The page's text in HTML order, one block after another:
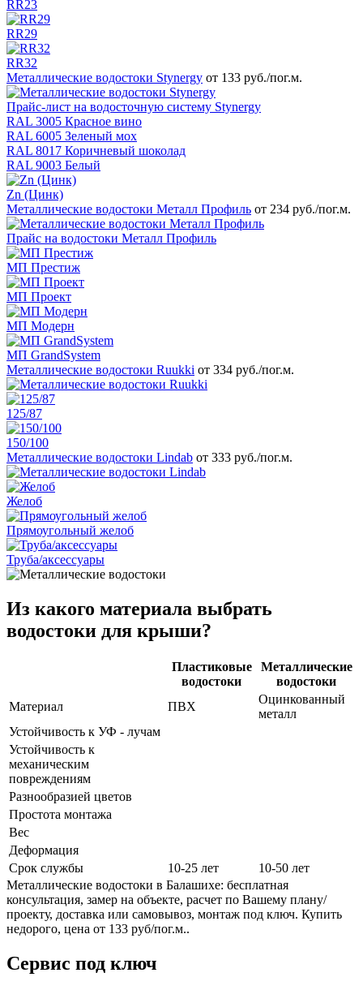
RR23
RR29
RR32
Металлические водостоки Stynergy от 133 руб./пог.м.
Прайс-лист на водосточную систему Stynergy
RAL 3005 Красное вино
RAL 6005 Зеленый мох
RAL 8017 Коричневый шоколад
RAL 9003 Белый
Zn (Цинк)
Металлические водостоки Металл Профиль от 234 руб./пог.м.
Прайс на водостоки Металл Профиль
МП Престиж
МП Проект
МП Модерн
МП GrandSystem
Металлические водостоки Ruukki от 334 руб./пог.м.
125/87
150/100
Металлические водостоки Lindab от 333 руб./пог.м.
Желоб
Прямоугольный желоб
Труба/аксессуары
Из какого материала выбрать
водостоки для крыши?
Пластиковые
водостоки
Металлические
водостоки
Материал
ПВХ
Оцинкованный
металл
Устойчивость к УФ - лучам
Устойчивость к
механическим
повреждениям
Разнообразией цветов
Простота монтажа
Вес
Деформация
Срок службы
10-25 лет
10-50 лет
Металлические водостоки в Балашихе: бесплатная
консультация, замер на объекте, расчет по Вашему плану/
проекту, доставка или самовывоз, монтаж под ключ. Купить
недорого, цена от 133 руб/пог.м..
Сервис под ключ